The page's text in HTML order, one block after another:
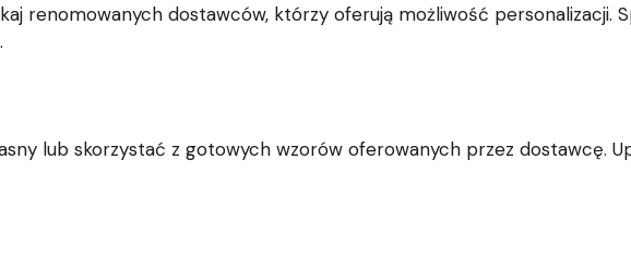
renomowanych dostawców, którzy oferują możliwość personalizacji.
lub skorzystać z gotowych wzorów oferowanych przez dostawcę.